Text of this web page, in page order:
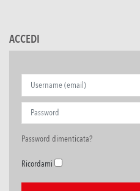
ACCEDI
Password dimenticata?
Ricordami